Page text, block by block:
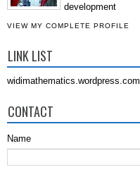
development
VIEW MY COMPLETE PROFILE
LINK LIST
widimathematics.wordpress.com
CONTACT
Name